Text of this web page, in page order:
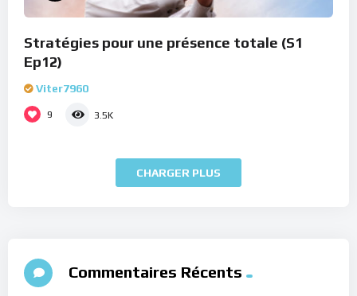
Stratégies pour une présence totale (S1
Ep12)
Viter7960
9 3.5K
CHARGER PLUS
Commentaires Récents